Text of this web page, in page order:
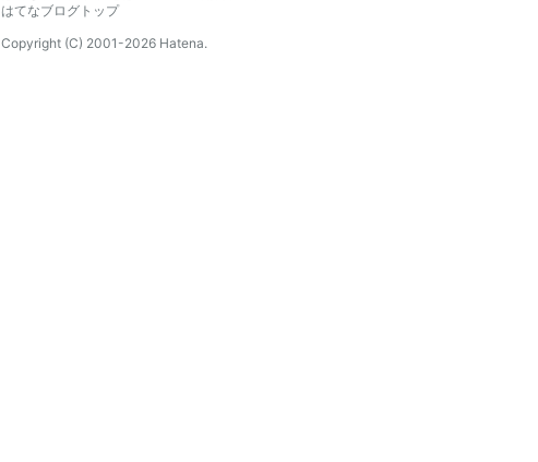
はてなブログトップ
Copyright (C) 2001-2026 Hatena.